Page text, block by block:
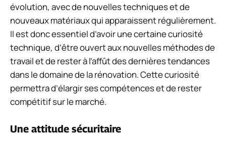
évolution, avec de nouvelles techniques et de
nouveaux matériaux qui apparaissent régulièrement.
Il est donc essentiel d’avoir une certaine curiosité
technique, d’être ouvert aux nouvelles méthodes de
travail et de rester à l’affût des dernières tendances
dans le domaine de la rénovation. Cette curiosité
permettra d’élargir ses compétences et de rester
compétitif sur le marché.
Une attitude sécuritaire